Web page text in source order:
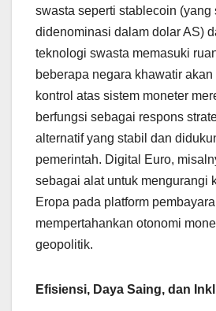
swasta seperti stablecoin (yang
didenominasi dalam dolar AS)
teknologi swasta memasuki
beberapa negara khawatir
kontrol atas sistem moneter
berfungsi sebagai respons
alternatif yang stabil dan
pemerintah. Digital Euro,
sebagai alat untuk mengurangi
Eropa pada platform
mempertahankan otonomi
geopolitik.
Efisiensi, Daya Saing, dan